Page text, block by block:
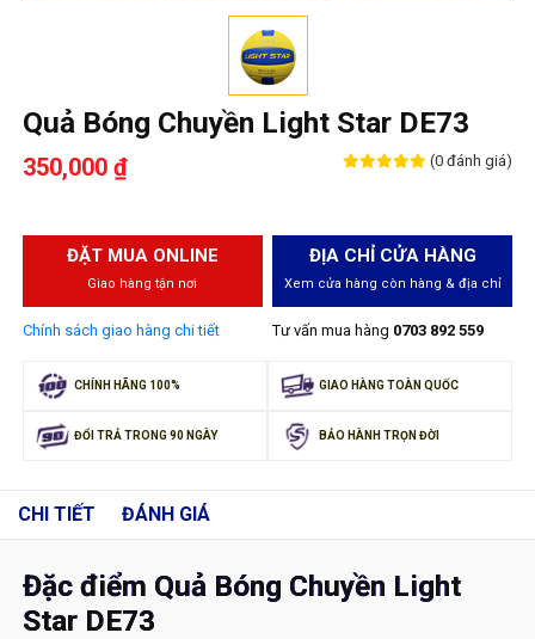
Quả Bóng Chuyền Light Star DE73
350,000 ₫ (0 đánh giá)
ĐẶT MUA ONLINE
Giao hàng tận nơi
Chính sách giao hàng chi tiết
ĐỊA CHỈ CỬA HÀNG
Xem cửa hàng còn hàng & địa chỉ
Tư vấn mua hàng 0703 892 559
CHÍNH HÃNG 100% GIAO HÀNG TOÀN QUỐC
ĐỔI TRẢ TRONG 90 NGÀY BẢO HÀNH TRỌN ĐỜI
CHI TIẾT ĐÁNH GIÁ
Đặc điểm Quả Bóng Chuyền Light
Star DE73